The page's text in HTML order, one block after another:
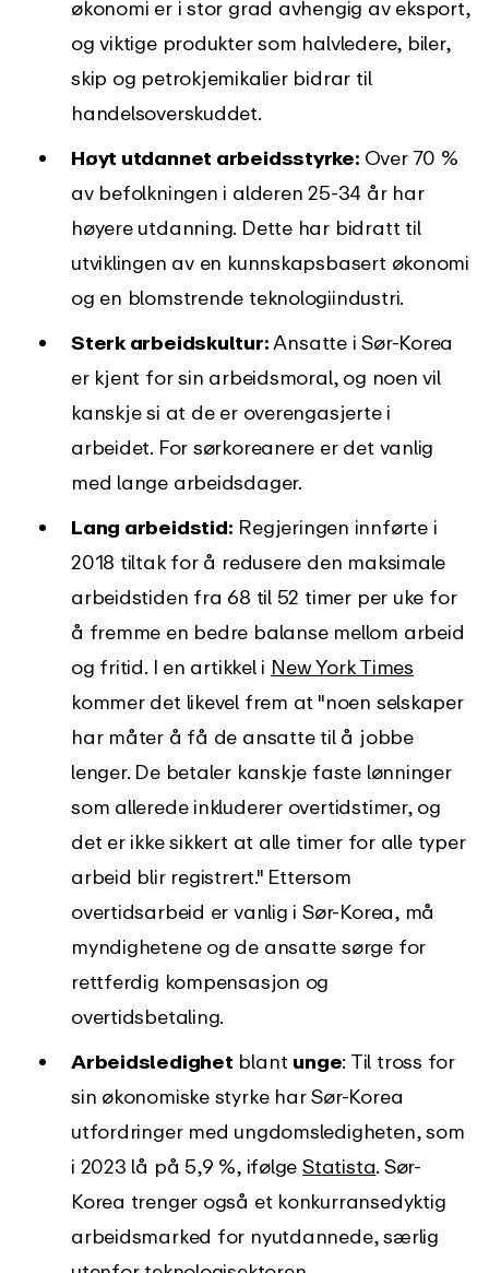
økonomi er i stor grad avhengig av eksport,
og viktige produkter som halvledere, biler,
skip og petrokjemikalier bidrar til
handelsoverskuddet.
Høyt utdannet arbeidsstyrke: Over 70 %
av befolkningen i alderen 25-34 år har
høyere utdanning. Dette har bidratt til
utviklingen av en kunnskapsbasert økonomi
og en blomstrende teknologiindustri.
Sterk arbeidskultur: Ansatte i Sør-Korea
er kjent for sin arbeidsmoral, og noen vil
kanskje si at de er overengasjerte i
arbeidet. For sørkoreanere er det vanlig
med lange arbeidsdager.
Lang arbeidstid: Regjeringen innførte i
2018 tiltak for å redusere den maksimale
arbeidstiden fra 68 til 52 timer per uke for
å fremme en bedre balanse mellom arbeid
og fritid. I en artikkel i New York Times
kommer det likevel frem at "noen selskaper
har måter å få de ansatte til å jobbe
lenger. De betaler kanskje faste lønninger
som allerede inkluderer overtidstimer, og
det er ikke sikkert at alle timer for alle typer
arbeid blir registrert." Ettersom
overtidsarbeid er vanlig i Sør-Korea, må
myndighetene og de ansatte sørge for
rettferdig kompensasjon og
overtidsbetaling.
Arbeidsledighet blant unge: Til tross for
sin økonomiske styrke har Sør-Korea
utfordringer med ungdomsledigheten, som
i 2023 lå på 5,9 %, ifølgeStatista. Sør-
Korea trenger også et konkurransedyktig
arbeidsmarked for nyutdannede, særlig